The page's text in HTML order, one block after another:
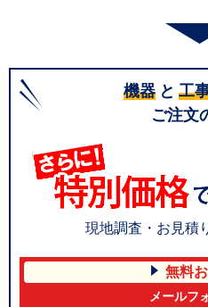
機器 と 工
ご注文
現地調査・お見積
無料
メールフ